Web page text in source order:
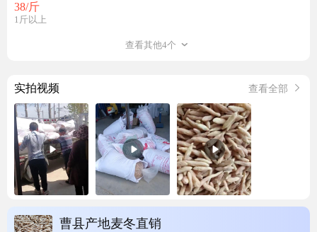
38/斤
1斤以上
查看其他4个
实拍视频 查看全部
曹县产地麦冬直销